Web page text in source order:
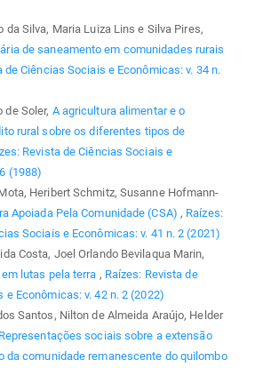
da Silva, Maria Luiza Lins e Silva Pires,
de saneamento em comunidades rurais
de Ciências Sociais e Econômicas: v. 34 n.
de Soler, A agricultura alimentar e o
rural sobre os diferentes tipos de
Revista de Ciências Sociais e
(1988)
Heribert Schmitz, Susanne Hofmann-
Apoiada Pela Comunidade (CSA) , Raízes:
Sociais e Econômicas: v. 41 n. 2 (2021)
Costa, Joel Orlando Bevilaqua Marin,
lutas pela terra , Raízes: Revista de
e Econômicas: v. 42 n. 2 (2022)
Santos, Nilton de Almeida Araújo, Helder
Representações sociais sobre a extensão
da comunidade remanescente do quilombo